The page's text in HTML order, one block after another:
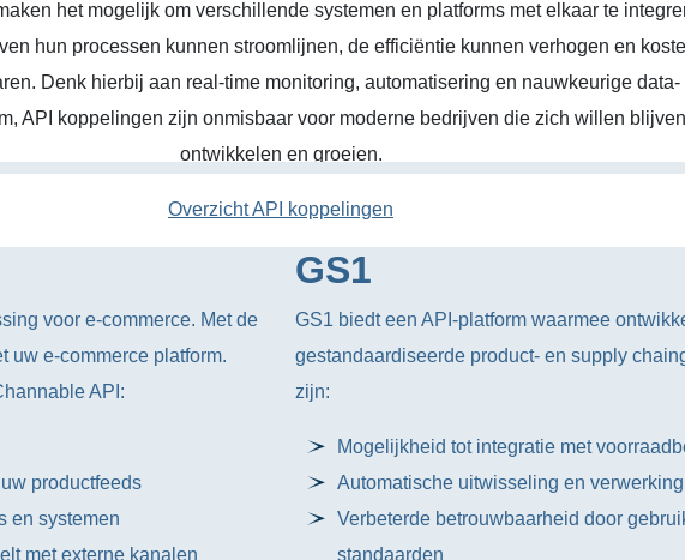
het mogelijk om verschillende systemen en platforms met elkaar te
hun processen kunnen stroomlijnen, de efficiëntie kunnen verhogen en
Denk hierbij aan real-time monitoring, automatisering en nauwkeurige data-
API koppelingen zijn onmisbaar voor moderne bedrijven die zich willen blijven
ontwikkelen en groeien.
Overzicht API koppelingen
voor e-commerce. Met de
uw e-commerce platform.
API:
productfeeds
en systemen
met externe kanalen
GS1
GS1 biedt een API-platform waarmee
gestandaardiseerde product- en supply
zijn:
Mogelijkheid tot integratie met
Automatische uitwisseling en
Verbeterde betrouwbaarheid door
standaarden